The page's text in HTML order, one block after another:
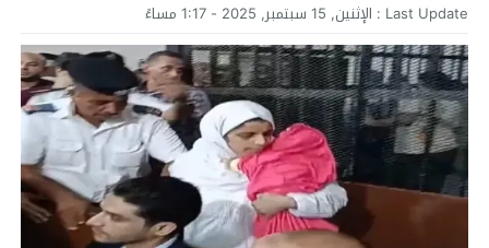
Last Update : الإثنين, 15 سبتمبر, 2025 - 1:17 مساءً